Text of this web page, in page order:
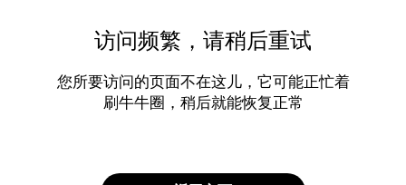
访问频繁，请稍后重试
您所要访问的页面不在这儿，它可能正忙着
刷牛牛圈，稍后就能恢复正常